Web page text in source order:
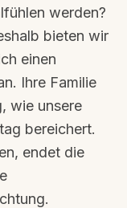
werden?
bieten wir
einen
Ihre Familie
wie unsere
bereichert.
endet die